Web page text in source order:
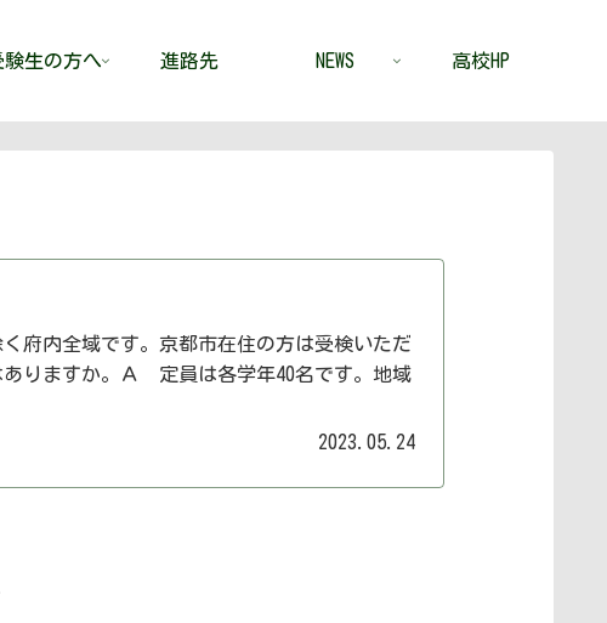
験生の方へ 進路先 NEWS 高校HP
内全域です。京都市在住の方は受検いただ
りますか。Ａ 定員は各学年40名です。地域
2023.05.24